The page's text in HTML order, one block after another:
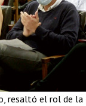
resaltó el rol de la